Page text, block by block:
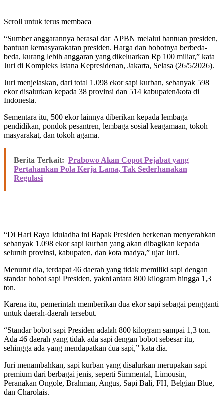
Scroll untuk terus membaca
“Sumber anggarannya berasal dari APBN melalui bantuan presiden,
bantuan kemasyarakatan presiden. Harga dan bobotnya berbeda-
beda, kurang lebih anggaran yang dikeluarkan Rp 100 miliar,” kata
Juri di Kompleks Istana Kepresidenan, Jakarta, Selasa (26/5/2026).
Juri menjelaskan, dari total 1.098 ekor sapi kurban, sebanyak 598
ekor disalurkan kepada 38 provinsi dan 514 kabupaten/kota di
Indonesia.
Sementara itu, 500 ekor lainnya diberikan kepada lembaga
pendidikan, pondok pesantren, lembaga sosial keagamaan, tokoh
masyarakat, dan tokoh agama.
Berita Terkait: Prabowo Akan Copot Pejabat yang
Pertahankan Pola Kerja Lama, Tak Sederhanakan
Regulasi
“Di Hari Raya Iduladha ini Bapak Presiden berkenan menyerahkan
sebanyak 1.098 ekor sapi kurban yang akan dibagikan kepada
seluruh provinsi, kabupaten, dan kota madya,” ujar Juri.
Menurut dia, terdapat 46 daerah yang tidak memiliki sapi dengan
standar bobot sapi Presiden, yakni antara 800 kilogram hingga 1,3
ton.
Karena itu, pemerintah memberikan dua ekor sapi sebagai pengganti
untuk daerah-daerah tersebut.
“Standar bobot sapi Presiden adalah 800 kilogram sampai 1,3 ton.
Ada 46 daerah yang tidak ada sapi dengan bobot sebesar itu,
sehingga ada yang mendapatkan dua sapi,” kata dia.
Juri menambahkan, sapi kurban yang disalurkan merupakan sapi
premium dari berbagai jenis, seperti Simmental, Limousin,
Peranakan Ongole, Brahman, Angus, Sapi Bali, FH, Belgian Blue,
dan Charolais.